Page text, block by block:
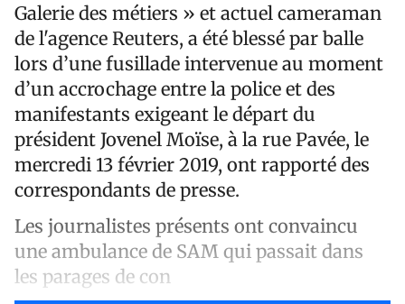
Galerie des métiers » et actuel cameraman
de l'agence Reuters, a été blessé par balle
lors d’une fusillade intervenue au moment
d’un accrochage entre la police et des
manifestants exigeant le départ du
président Jovenel Moïse, à la rue Pavée, le
mercredi 13 février 2019, ont rapporté des
correspondants de presse.
Les journalistes présents ont convaincu
une ambulance de SAM qui passait dans
les parages de con